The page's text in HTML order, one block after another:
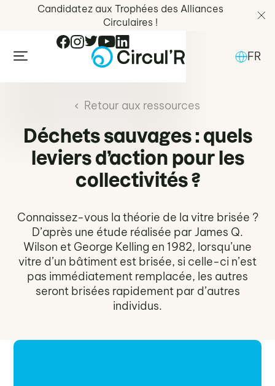
Candidatez aux Trophées des Alliances
Circulaires !
FR
Retour aux ressources
Déchets sauvages : quels
leviers d’action pour les
collectivités ?
Connaissez-vous la théorie de la vitre brisée ?
D’après une étude réalisée par James Q.
Wilson et George Kelling en 1982, lorsqu’une
vitre d’un bâtiment est brisée, si celle-ci n’est
pas immédiatement remplacée, les autres
seront brisées rapidement par d’autres
individus.